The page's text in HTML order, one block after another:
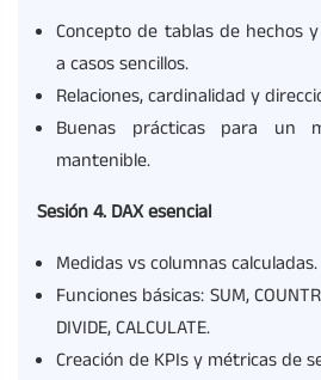
Concepto de tablas de hechos
a casos sencillos.
Relaciones, cardinalidad y
Buenas prácticas para un
mantenible.
Sesión4. DAX esencial
Medidas vs columnas calculadas.
Funciones básicas: SUM,
DIVIDE, CALCULATE.
Creación de KPIs y métricas de